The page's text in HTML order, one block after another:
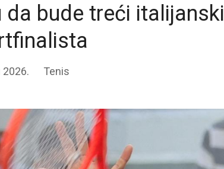
bude treći italijanski
2026. Tenis